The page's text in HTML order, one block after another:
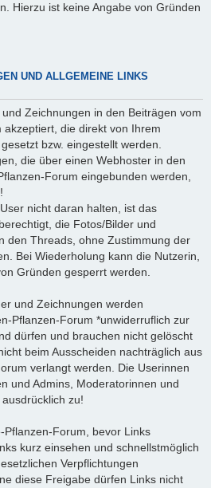
Hierzu ist keine Angabe von Gründen
UND ALLGEMEINE LINKS
Zeichnungen in den Beiträgen vom
die direkt von Ihrem
bzw. eingestellt werden.
die über einen Webhoster in den
Forum eingebunden werden,
nicht daran halten, ist das
die Fotos/Bilder und
den Threads, ohne Zustimmung der
Bei Wiederholung kann die Nutzerin,
Gründen gesperrt werden.
und Zeichnungen werden
Pflanzen-Forum *unwiderruflich zur
dürfen und brauchen nicht gelöscht
beim Ausscheiden nachträglich aus
verlangt werden. Die Userinnen
und Admins, Moderatorinnen und
zu!
Forum, bevor Links
kurz einsehen und schnellstmöglich
Verpflichtungen
diese Freigabe dürfen Links nicht